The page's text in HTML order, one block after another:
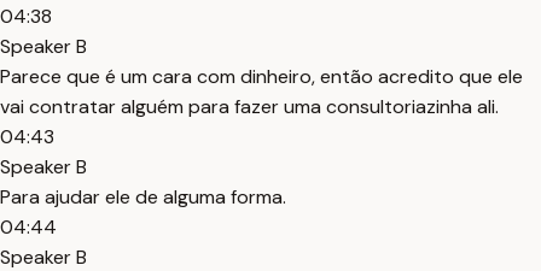
04:38
Speaker B
Parece que é um cara com dinheiro, então acredito que ele
vai contratar alguém para fazer uma consultoriazinha ali.
04:43
Speaker B
Para ajudar ele de alguma forma.
04:44
Speaker B